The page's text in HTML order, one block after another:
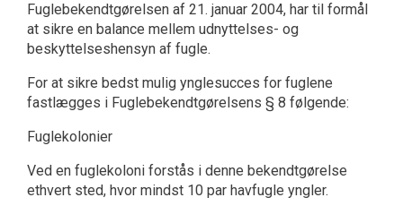
Fuglebekendtgørelsen af 21. januar 2004, har til formål
at sikre en balance mellem udnyttelses- og
beskyttelseshensyn af fugle.
For at sikre bedst mulig ynglesucces for fuglene
fastlægges i Fuglebekendtgørelsens § 8 følgende:
Fuglekolonier
Ved en fuglekoloni forstås i denne bekendtgørelse
ethvert sted, hvor mindst 10 par havfugle yngler.